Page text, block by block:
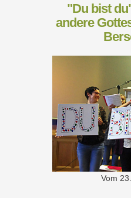
"Du bist
andere
Vom